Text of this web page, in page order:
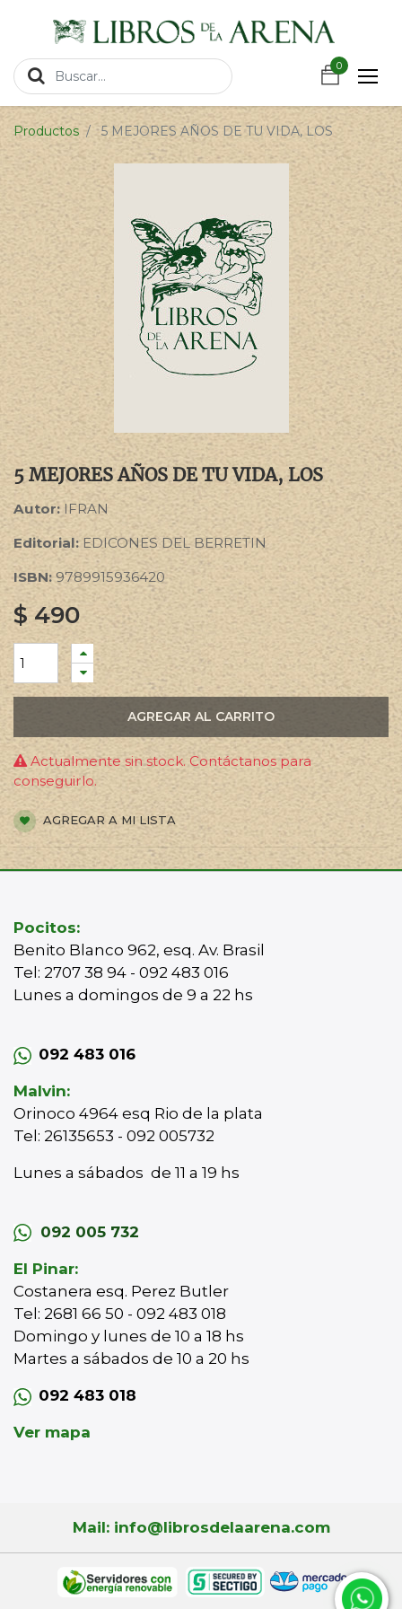
0
0
Productos 5 MEJORES AÑOS DE TU VIDA, LOS
5 MEJORES AÑOS DE TU VIDA, LOS
Autor: IFRAN
Editorial: EDICONES DEL BERRETIN
ISBN: 9789915936420
$490
AGREGAR AL CARRITO
Actualmente sin stock. Contáctanos para
conseguirlo.
AGREGAR A MI LISTA
Pocitos:
Benito Blanco 962, esq. Av. Brasil
Tel: 2707 38 94 - 092 483 016
Lunes a domingos de 9 a 22 hs
092 483 016
Malvin:
Orinoco 4964 esq Rio de la plata
Tel: 26135653 - 092 005732
Lunes a sábados de 11 a 19 hs
092 005 732
El Pinar:
Costanera esq. Perez Butler
Tel: 2681 66 50 - 092 483 018
Domingo y lunes de 10 a 18 hs
Martes a sábados de 10 a 20 hs
092 483 018
Ver mapa
Mail: info@librosdelaarena.com